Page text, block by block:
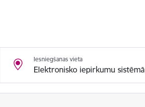
Iesniegšanas vieta
Elektronisko iepirkumu sistēmā